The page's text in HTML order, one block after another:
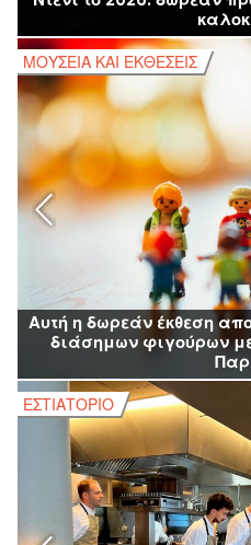
Αυτή η δωρεάν έκθεση
διάσημων φιγούρων
ΜΟΥΣΕΊΑ ΚΑΙ ΕΚΘΈΣΕΙΣ
ΕΣΤΙΑΤΌΡΙΟ